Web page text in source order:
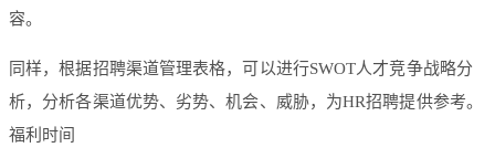
容。
同样，根据招聘渠道管理表格，可以进行SWOT人才竞争战略分
析，分析各渠道优势、劣势、机会、威胁，为HR招聘提供参考。
福利时间